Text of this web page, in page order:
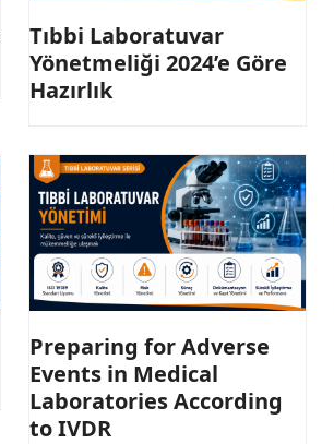
Tıbbi Laboratuvar
Yönetmeliği 2024’e Göre
Hazırlık
Preparing for Adverse
Events in Medical
Laboratories According
to IVDR